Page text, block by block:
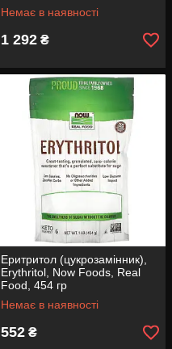
органік гліцерит, 237 мл
Немає в наявності
1 292 ₴
Еритритол (цукрозамінник),
Erythritol, Now Foods, Real
Food, 454 гр
Немає в наявності
552 ₴